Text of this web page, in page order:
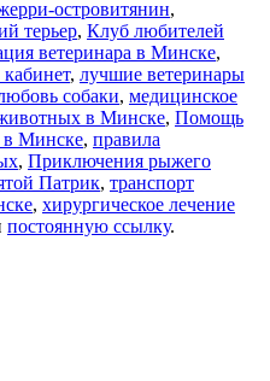
островитянин,
терьер, Клуб любителей
ветеринара в Минске,
, лучшие ветеринары
собаки, медицинское
в Минске, Помощь
Минске, правила
, Приключения рыжего
Патрик, транспорт
, хирургическое лечение
постоянную ссылку.